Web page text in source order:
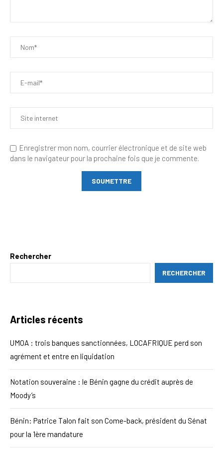
Enregistrer mon nom, courrier électronique et de site web
dans le navigateur pour la prochaine fois que je commente.
Rechercher
RECHERCHER
Articles récents
UMOA : trois banques sanctionnées, LOCAFRIQUE perd son
agrément et entre en liquidation
Notation souveraine : le Bénin gagne du crédit auprès de
Moody’s
Bénin: Patrice Talon fait son Come-back, président du Sénat
pour la 1ère mandature